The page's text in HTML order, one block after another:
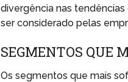
divergência nas
ser considerado pelas
SEGMENTOS QUE
Os segmentos que mais